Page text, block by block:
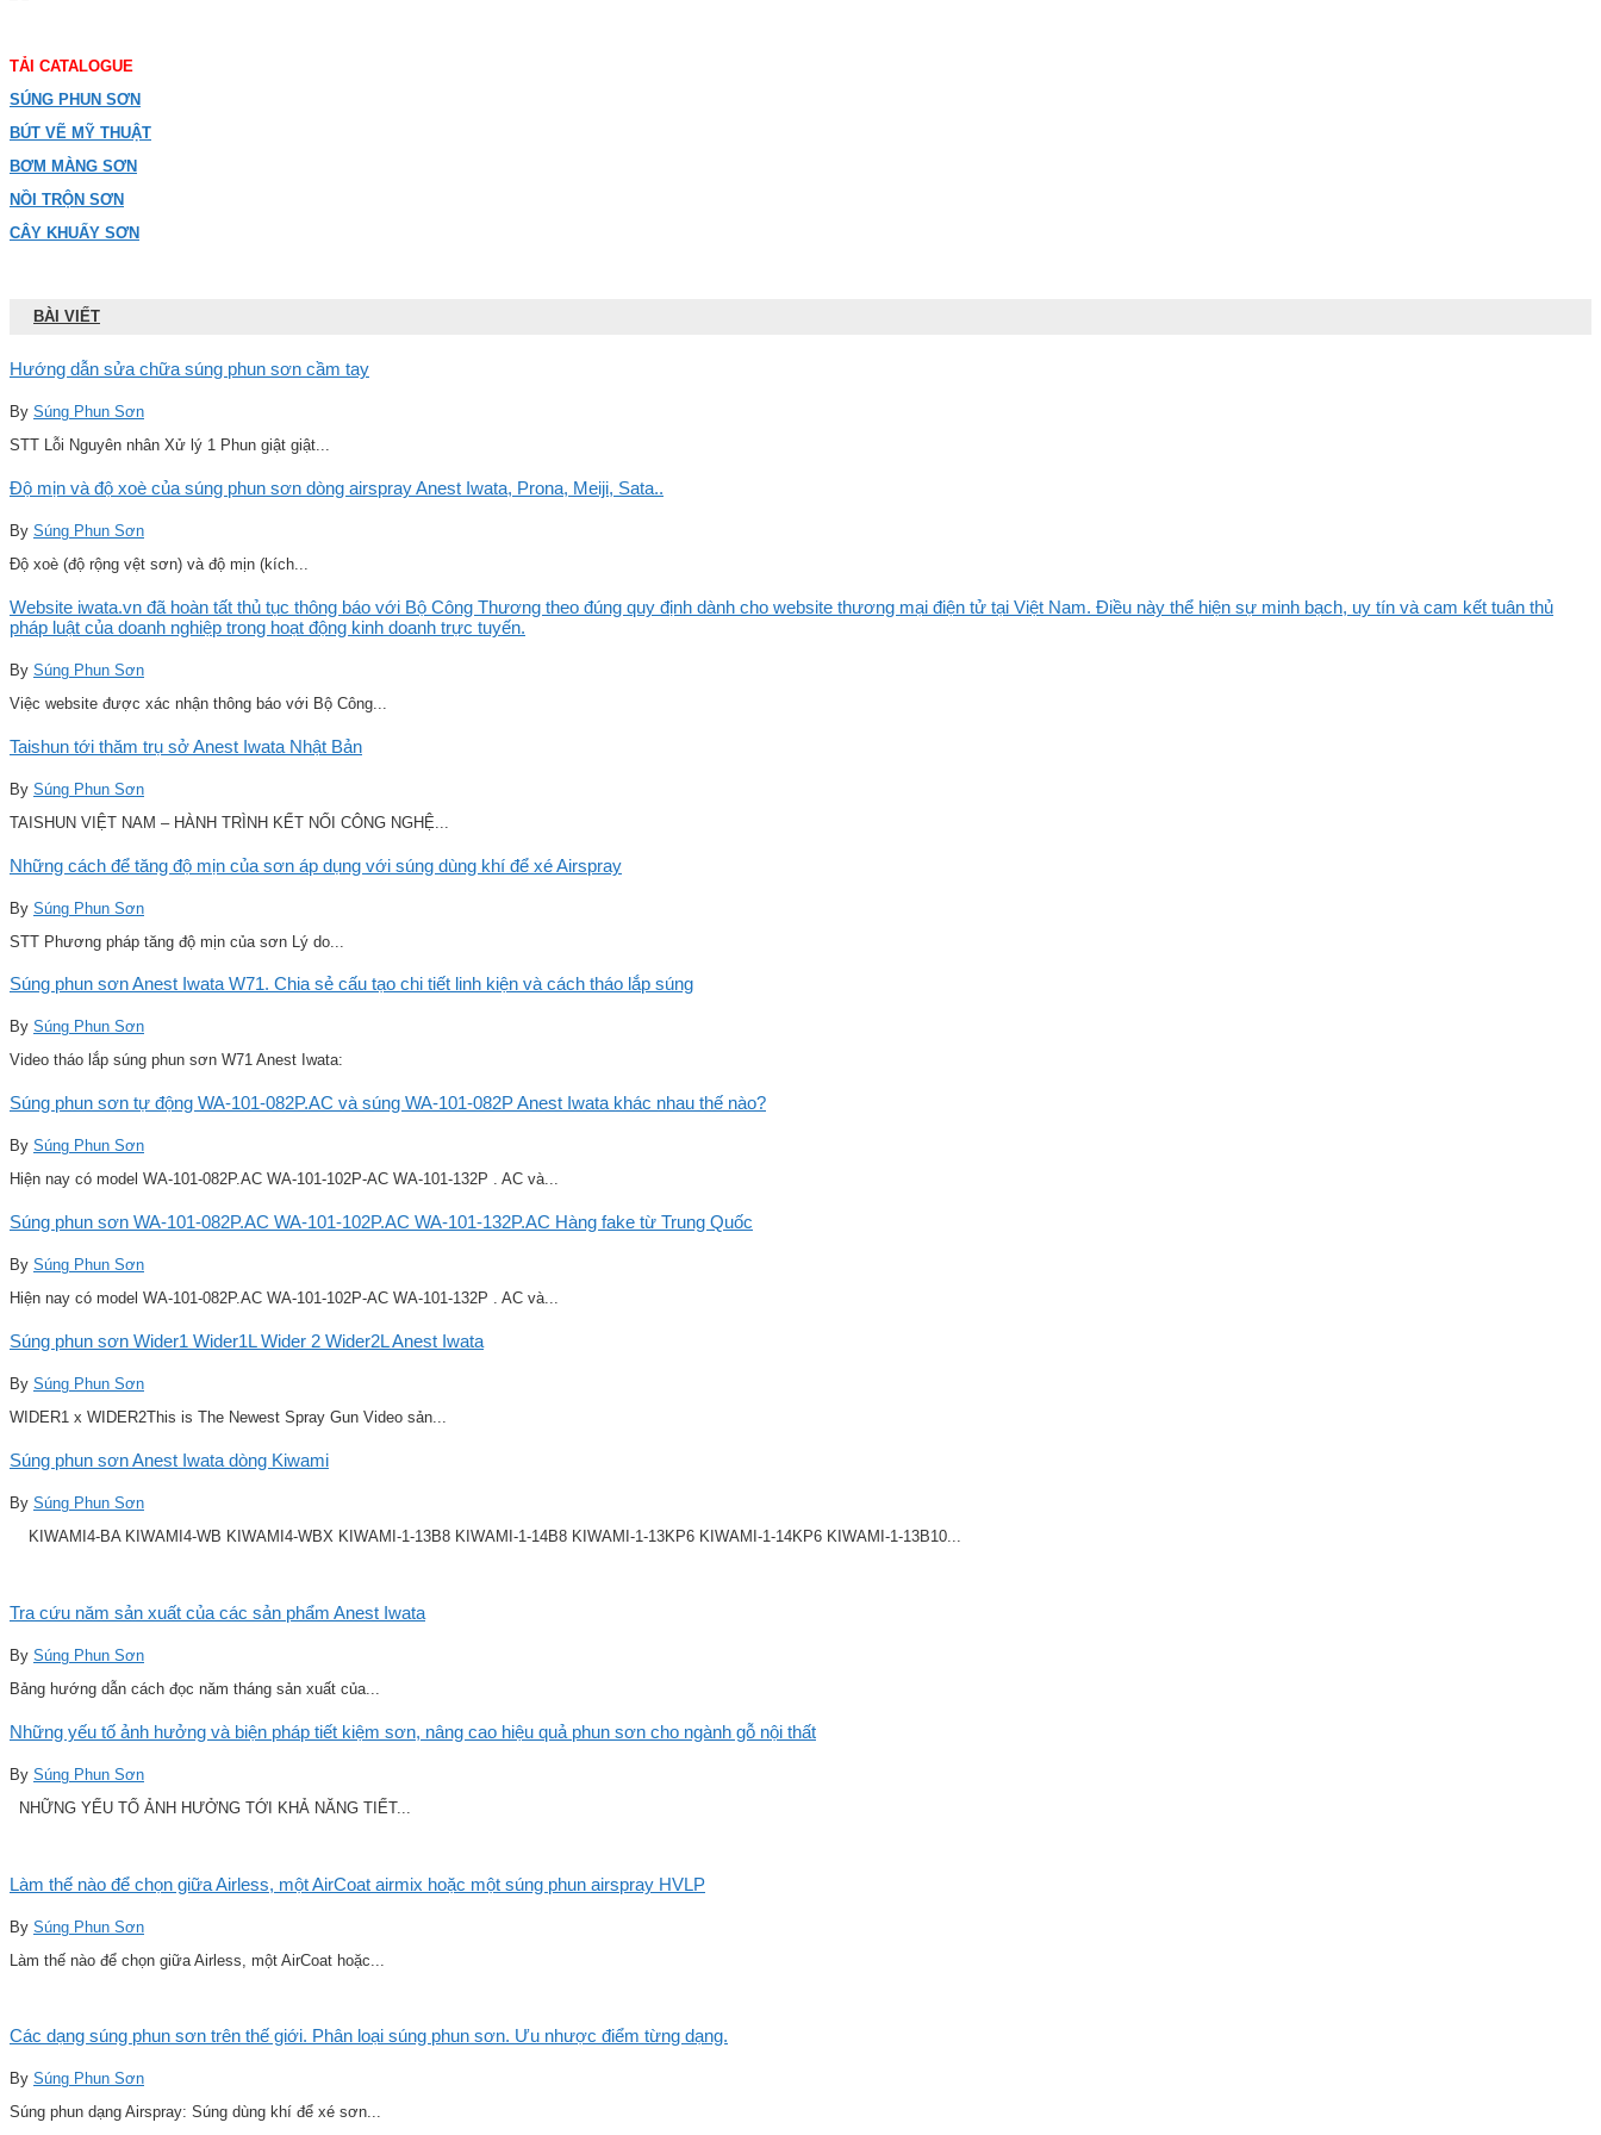
TẢI CATALOGUE
SÚNG PHUN SƠN
BÚT VẼ MỸ THUẬT
BƠM MÀNG SƠN
NỒI TRỘN SƠN
CÂY KHUẤY SƠN
BÀI VIẾT
Hướng dẫn sửa chữa súng phun sơn cầm tay
By Súng Phun Sơn
STT Lỗi Nguyên nhân Xử lý 1 Phun giật giật...
Độ mịn và độ xoè của súng phun sơn dòng airspray Anest Iwata, Prona, Meiji, Sata..
By Súng Phun Sơn
Độ xoè (độ rộng vệt sơn) và độ mịn (kích...
Website iwata.vn đã hoàn tất thủ tục thông báo với Bộ Công Thương theo đúng quy định dành cho website thương mại điện tử tại Việt Nam. Điều này thể hiện sự minh bạch, uy tín và cam kết tuân thủ
pháp luật của doanh nghiệp trong hoạt động kinh doanh trực tuyến.
By Súng Phun Sơn
Việc website được xác nhận thông báo với Bộ Công...
Taishun tới thăm trụ sở Anest Iwata Nhật Bản
By Súng Phun Sơn
TAISHUN VIỆT NAM – HÀNH TRÌNH KẾT NỐI CÔNG NGHỆ...
Những cách để tăng độ mịn của sơn áp dụng với súng dùng khí để xé Airspray
By Súng Phun Sơn
STT Phương pháp tăng độ mịn của sơn Lý do...
Súng phun sơn Anest Iwata W71. Chia sẻ cấu tạo chi tiết linh kiện và cách tháo lắp súng
By Súng Phun Sơn
Video tháo lắp súng phun sơn W71 Anest Iwata:
Súng phun sơn tự động WA-101-082P.AC và súng WA-101-082P Anest Iwata khác nhau thế nào?
By Súng Phun Sơn
Hiện nay có model WA-101-082P.AC WA-101-102P-AC WA-101-132P . AC và...
Súng phun sơn WA-101-082P.AC WA-101-102P.AC WA-101-132P.AC Hàng fake từ Trung Quốc
By Súng Phun Sơn
Hiện nay có model WA-101-082P.AC WA-101-102P-AC WA-101-132P . AC và...
Súng phun sơn Wider1 Wider1L Wider 2 Wider2L Anest Iwata
By Súng Phun Sơn
WIDER1 x WIDER2This is The Newest Spray Gun Video sản...
Súng phun sơn Anest Iwata dòng Kiwami
By Súng Phun Sơn
KIWAMI4-BA KIWAMI4-WB KIWAMI4-WBX KIWAMI-1-13B8 KIWAMI-1-14B8 KIWAMI-1-13KP6 KIWAMI-1-14KP6 KIWAMI-1-13B10...
Tra cứu năm sản xuất của các sản phẩm Anest Iwata
By Súng Phun Sơn
Bảng hướng dẫn cách đọc năm tháng sản xuất của...
Những yếu tố ảnh hưởng và biện pháp tiết kiệm sơn, nâng cao hiệu quả phun sơn cho ngành gỗ nội thất
By Súng Phun Sơn
NHỮNG YẾU TỐ ẢNH HƯỞNG TỚI KHẢ NĂNG TIẾT...
Làm thế nào để chọn giữa Airless, một AirCoat airmix hoặc một súng phun airspray HVLP
By Súng Phun Sơn
Làm thế nào để chọn giữa Airless, một AirCoat hoặc...
Các dạng súng phun sơn trên thế giới. Phân loại súng phun sơn. Ưu nhược điểm từng dạng.
By Súng Phun Sơn
Súng phun dạng Airspray: Súng dùng khí để xé sơn...